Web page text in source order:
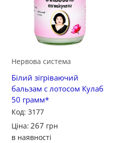
Нервова система
Білий зігріваючий
бальзам с лотосом Кулаб
50 грамм*
Код: 3177
Ціна: 267 грн
в наявності